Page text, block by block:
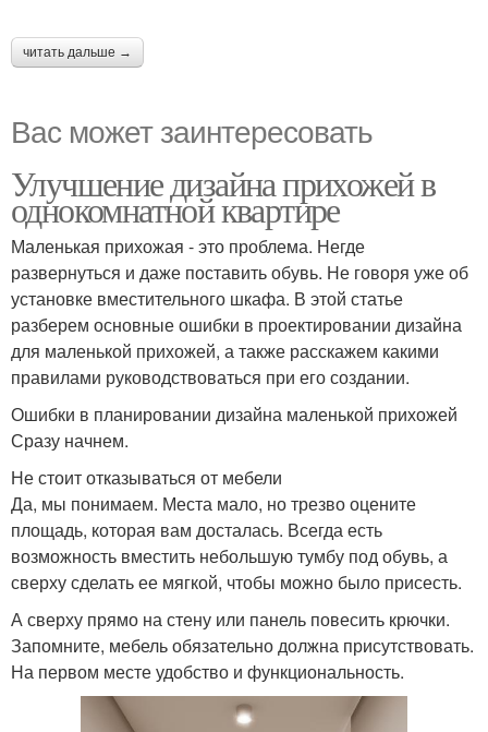
читать дальше →
Вас может заинтересовать
Улучшение дизайна прихожей в
однокомнатной квартире
Маленькая прихожая - это проблема. Негде
развернуться и даже поставить обувь. Не говоря уже об
установке вместительного шкафа. В этой статье
разберем основные ошибки в проектировании дизайна
для маленькой прихожей, а также расскажем какими
правилами руководствоваться при его создании.
Ошибки в планировании дизайна маленькой прихожей
Сразу начнем.
Не стоит отказываться от мебели
Да, мы понимаем. Места мало, но трезво оцените
площадь, которая вам досталась. Всегда есть
возможность вместить небольшую тумбу под обувь, а
сверху сделать ее мягкой, чтобы можно было присесть.
А сверху прямо на стену или панель повесить крючки.
Запомните, мебель обязательно должна присутствовать.
На первом месте удобство и функциональность.